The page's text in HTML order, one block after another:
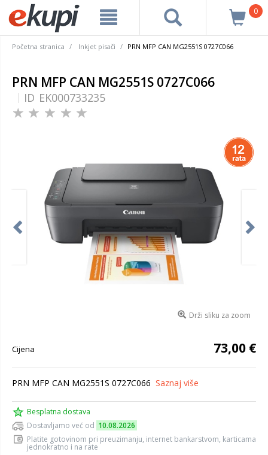
0
Početna stranica Inkjet pisači PRN MFP CAN MG2551S 0727C066
PRN MFP CAN MG2551S 0727C066
ID EK000733235
Drži sliku za zoom
Cijena 73,00 €
PRN MFP CAN MG2551S 0727C066 Saznaj više
Besplatna dostava
Dostavljamo već od 10.08.2026
Platite gotovinom pri preuzimanju, internet bankarstvom, karticama
jednokratno i na rate